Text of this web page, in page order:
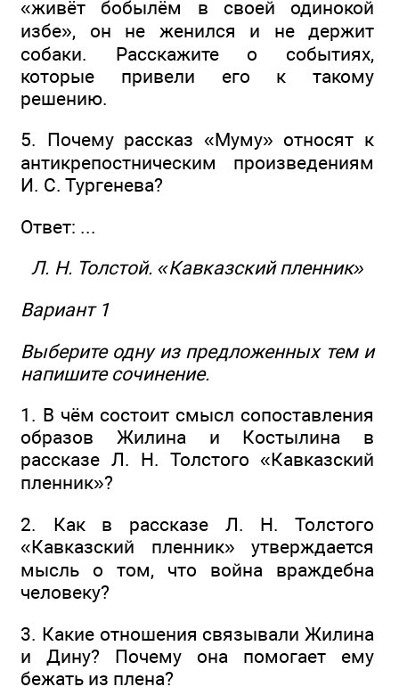
«живёт бобылём в своей одинокой
избе», он не женился и не держит
собаки. Расскажите о событиях,
которые привели его к такому
решению.
5. Почему рассказ «Муму» относят к
антикрепостническим произведениям
И. С. Тургенева?
Ответ: ...
Л. Н. Толстой. «Кавказский пленник»
Вариант 1
Выберите одну из предложенных тем и
напишите сочинение.
1. В чём состоит смысл сопоставления
образов Жилина и Костылина в
рассказе Л. Н. Толстого «Кавказский
пленник»?
2. Как в рассказе Л. Н. Толстого
«Кавказский пленник» утверждается
мысль о том, что война враждебна
человеку?
3. Какие отношения связывали Жилина
и Дину? Почему она помогает ему
бежать из плена?